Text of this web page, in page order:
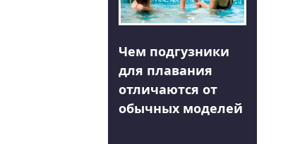
Чем подгузники
для плавания
отличаются от
обычных моделей